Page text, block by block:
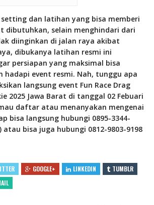
dan latihan yang bisa memberi
dibutuhkan, selain menghindari dari
diinginkan di jalan raya akibat
dibukanya latihan resmi ini
persiapan yang maksimal bisa
hadapi event resmi. Nah, tunggu apa
langsung event Fun Race Drag
2025 Jawa Barat di tanggal 02 Febuari
daftar atau menanyakan mengenai
bisa langsung hubungi 0895-3344-
atau bisa juga hubungi 0812-9803-9198
GOOGLE+ LINKEDIN
TUMBLR